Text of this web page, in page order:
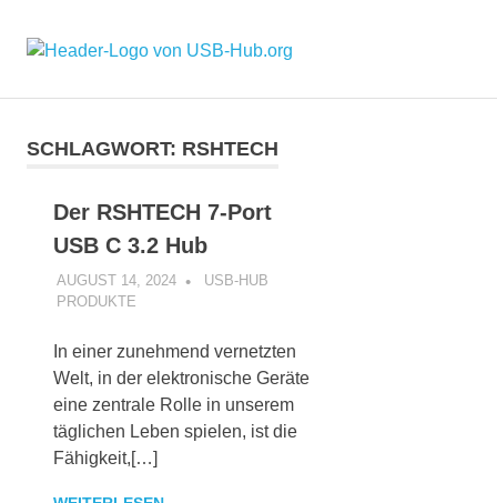
Inhalt
Hub
USB
Ratgeber:
worauf
beim
Kauf
achten
SCHLAGWORT: RSHTECH
Der RSHTECH 7-Port
USB C 3.2 Hub
AUGUST 14, 2024 UH-ADMIN
USB-HUB
PRODUKTE
In einer zunehmend vernetzten
Welt, in der elektronische Geräte
eine zentrale Rolle in unserem
täglichen Leben spielen, ist die
Fähigkeit,[…]